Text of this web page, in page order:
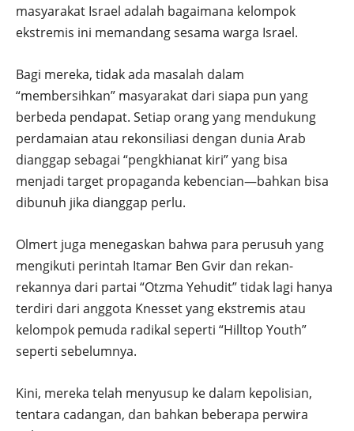
masyarakat Israel adalah bagaimana kelompok
ekstremis ini memandang sesama warga Israel.
Bagi mereka, tidak ada masalah dalam
“membersihkan” masyarakat dari siapa pun yang
berbeda pendapat. Setiap orang yang mendukung
perdamaian atau rekonsiliasi dengan dunia Arab
dianggap sebagai “pengkhianat kiri” yang bisa
menjadi target propaganda kebencian—bahkan bisa
dibunuh jika dianggap perlu.
Olmert juga menegaskan bahwa para perusuh yang
mengikuti perintah Itamar Ben Gvir dan rekan-
rekannya dari partai “Otzma Yehudit” tidak lagi hanya
terdiri dari anggota Knesset yang ekstremis atau
kelompok pemuda radikal seperti “Hilltop Youth”
seperti sebelumnya.
Kini, mereka telah menyusup ke dalam kepolisian,
tentara cadangan, dan bahkan beberapa perwira